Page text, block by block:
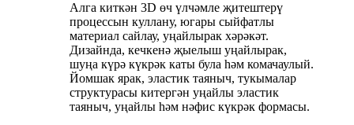
Алга киткән 3D өч үлчәмле җитештерү
процессын куллану, югары сыйфатлы
материал сайлау, уңайлырак хәрәкәт.
Дизайнда, кечкенә җыелыш уңайлырак,
шуңа күрә күкрәк каты була һәм комачаулый.
Йомшак ярак, эластик таяныч, тукымалар
структурасы китергән уңайлы эластик
таяныч, уңайлы һәм нәфис күкрәк формасы.